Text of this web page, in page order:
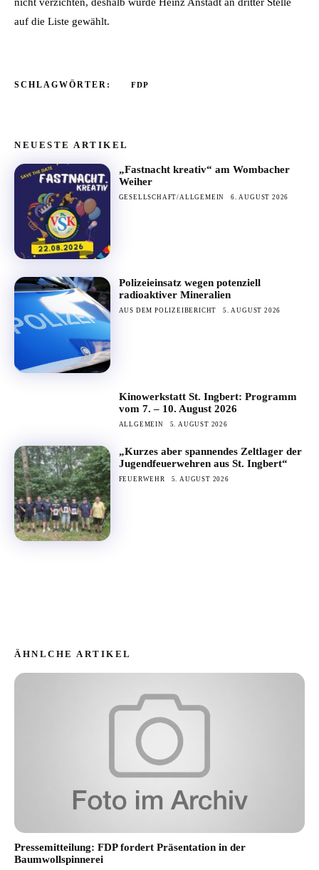
auf die Liste gewählt.
SCHLAGWÖRTER: FDP
NEUESTE ARTIKEL
„Fastnacht kreativ“ am Wombacher
Weiher
GESELLSCHAFT/ALLGEMEIN 6. AUGUST 2026
Polizeieinsatz wegen potenziell
radioaktiver Mineralien
AUS DEM POLIZEIBERICHT 5. AUGUST 2026
Kinowerkstatt St. Ingbert: Programm
vom 7. – 10. August 2026
ALLGEMEIN 5. AUGUST 2026
„Kurzes aber spannendes Zeltlager der
Jugendfeuerwehren aus St. Ingbert“
FEUERWEHR 5. AUGUST 2026
ÄHNLCHE ARTIKEL
Pressemitteilung: FDP fordert Präsentation in der
Baumwollspinnerei